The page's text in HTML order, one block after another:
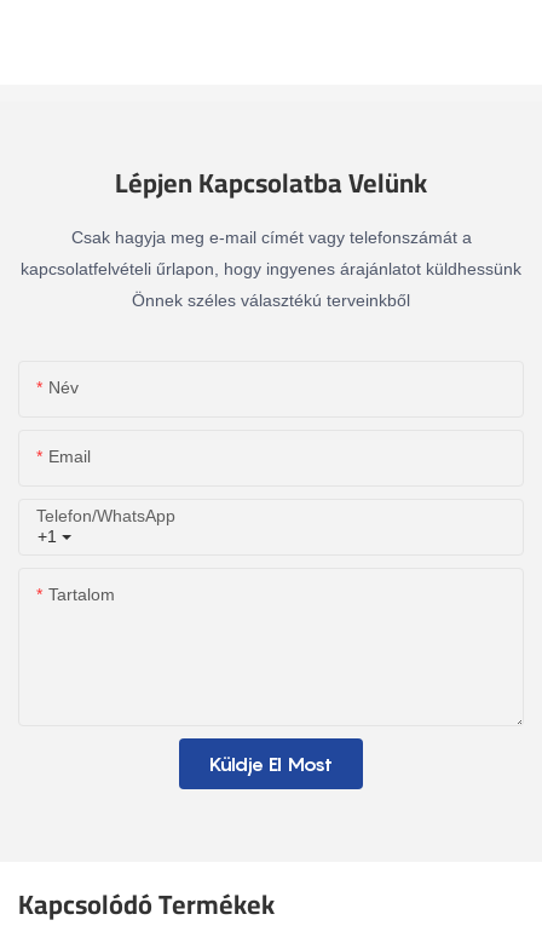
Lépjen Kapcsolatba Velünk
Csak hagyja meg e-mail címét vagy telefonszámát a
kapcsolatfelvételi űrlapon, hogy ingyenes árajánlatot küldhessünk
Önnek széles választékú terveinkből
Név
Email
+1
Telefon/WhatsApp
Tartalom
Küldje El Most
Kapcsolódó Termékek